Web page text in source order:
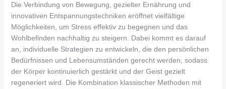
Die Verbindung von Bewegung, gezielter Ernährung und
innovativen Entspannungstechniken eröffnet vielfältige
Möglichkeiten, um Stress effektiv zu begegnen und das
Wohlbefinden nachhaltig zu steigern. Dabei kommt es darauf
an, individuelle Strategien zu entwickeln, die den persönlichen
Bedürfnissen und Lebensumständen gerecht werden, sodass
der Körper kontinuierlich gestärkt und der Geist gezielt
regeneriert wird. Die Kombination klassischer Methoden mit